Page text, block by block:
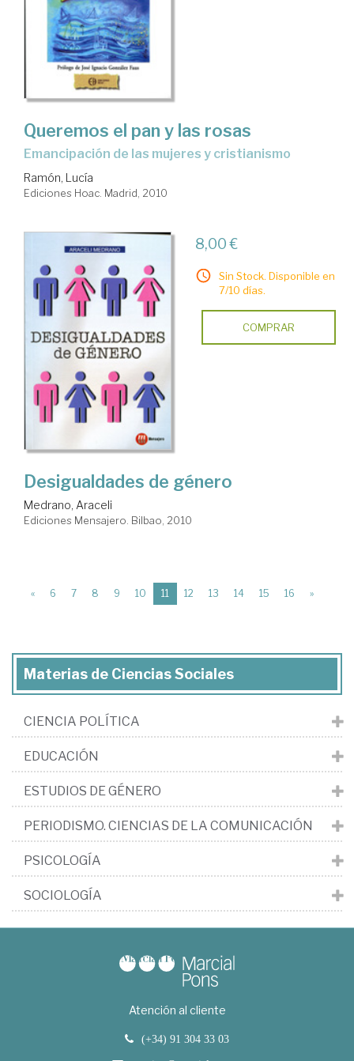
Queremos el pan y las rosas
emancipación de las mujeres y cristianismo
Ramón, Lucía
Ediciones Hoac. Madrid, 2010
8,00 €
Sin Stock. Disponible en
7/10 días.
COMPRAR
Desigualdades de género
Medrano, Araceli
Ediciones Mensajero. Bilbao, 2010
« 6 7 8 9 10 11 (current)
12 13 14 15 16 »
Materias de Ciencias Sociales
CIENCIA POLÍTICA
EDUCACIÓN
ESTUDIOS DE GÉNERO
PERIODISMO. CIENCIAS DE LA COMUNICACIÓN
PSICOLOGÍA
SOCIOLOGÍA
Atención al cliente
(+34) 91 304 33 03